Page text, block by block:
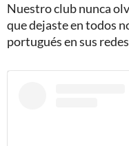
Nuestro club nunca
que dejaste en todos
portugués en sus